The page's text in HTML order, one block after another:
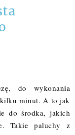
do wykonania
kilku minut. A to jak
do środka, jakich
Takie paluchy z